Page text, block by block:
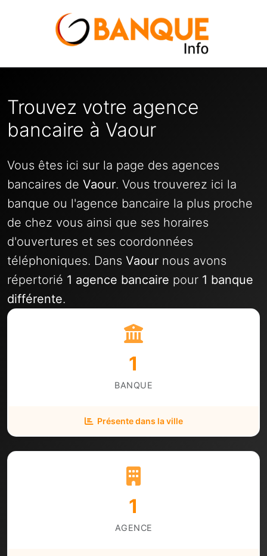
Trouvez votre agence
bancaire à Vaour
Vous êtes ici sur la page des agences
bancaires de Vaour. Vous trouverez ici la
banque ou l'agence bancaire la plus proche
de chez vous ainsi que ses horaires
d'ouvertures et ses coordonnées
téléphoniques. Dans Vaour nous avons
répertorié 1 agence bancaire pour 1 banque
différente.
1
BANQUE
Présente dans la ville
1
AGENCE